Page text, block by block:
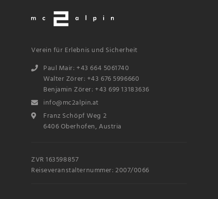
Verein für Erlebnis und Sicherheit
Paul Mair: +43 664 5061740
Walter Zörer: +43 676 5996660
Benjamin Zörer: +43 699 13183636
info@mc2alpin.at
Franz Schöpf Weg 2
6406 Oberhofen, Austria
ZVR 163598857
Reiseveranstalternummer: 2007/0066